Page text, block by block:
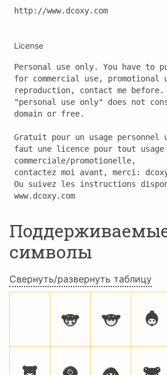
http://www.dcoxy.com
License
Personal use only. You have to
for commercial use, promotional
reproduction, contact me before.
"personal use only" does not
domain or free.
Gratuit pour un usage personnel
faut une licence pour tout usage
commerciale/promotionelle,
contactez moi avant, merci:
Ou suivez les instructions
www.dcoxy.com
символы
Свернуть/развернуть таблицу
< > A